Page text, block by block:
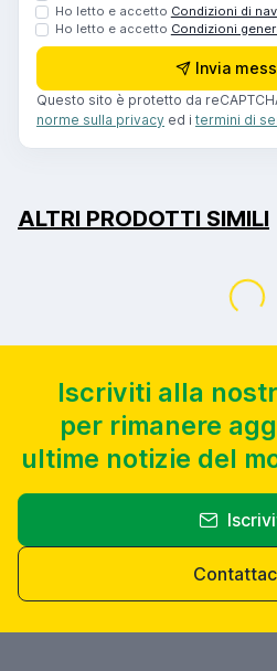
Ho letto e accetto Condizioni di
Ho letto e accetto Condizioni
Invia
Questo sito è protetto da
norme sulla privacy ed i termini di
ALTRI PRODOTTI SIMILI
Caricamento...
Iscriviti alla
per rimanere
ultime notizie del